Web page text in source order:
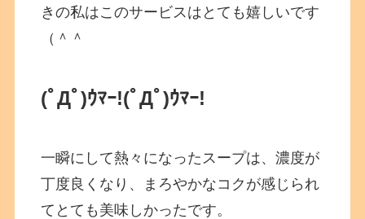
きの私はこのサービスはとても嬉しいです
（＾＾
(ﾟДﾟ)ｳﾏｰ!(ﾟДﾟ)ｳﾏｰ!
一瞬にして熱々になったスープは、濃度が
丁度良くなり、まろやかなコクが感じられ
てとても美味しかったです。